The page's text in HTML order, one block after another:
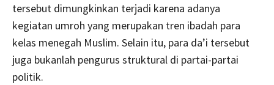
tersebut dimungkinkan terjadi karena adanya
kegiatan umroh yang merupakan tren ibadah para
kelas menegah Muslim. Selain itu, para da’i tersebut
juga bukanlah pengurus struktural di partai-partai
politik.